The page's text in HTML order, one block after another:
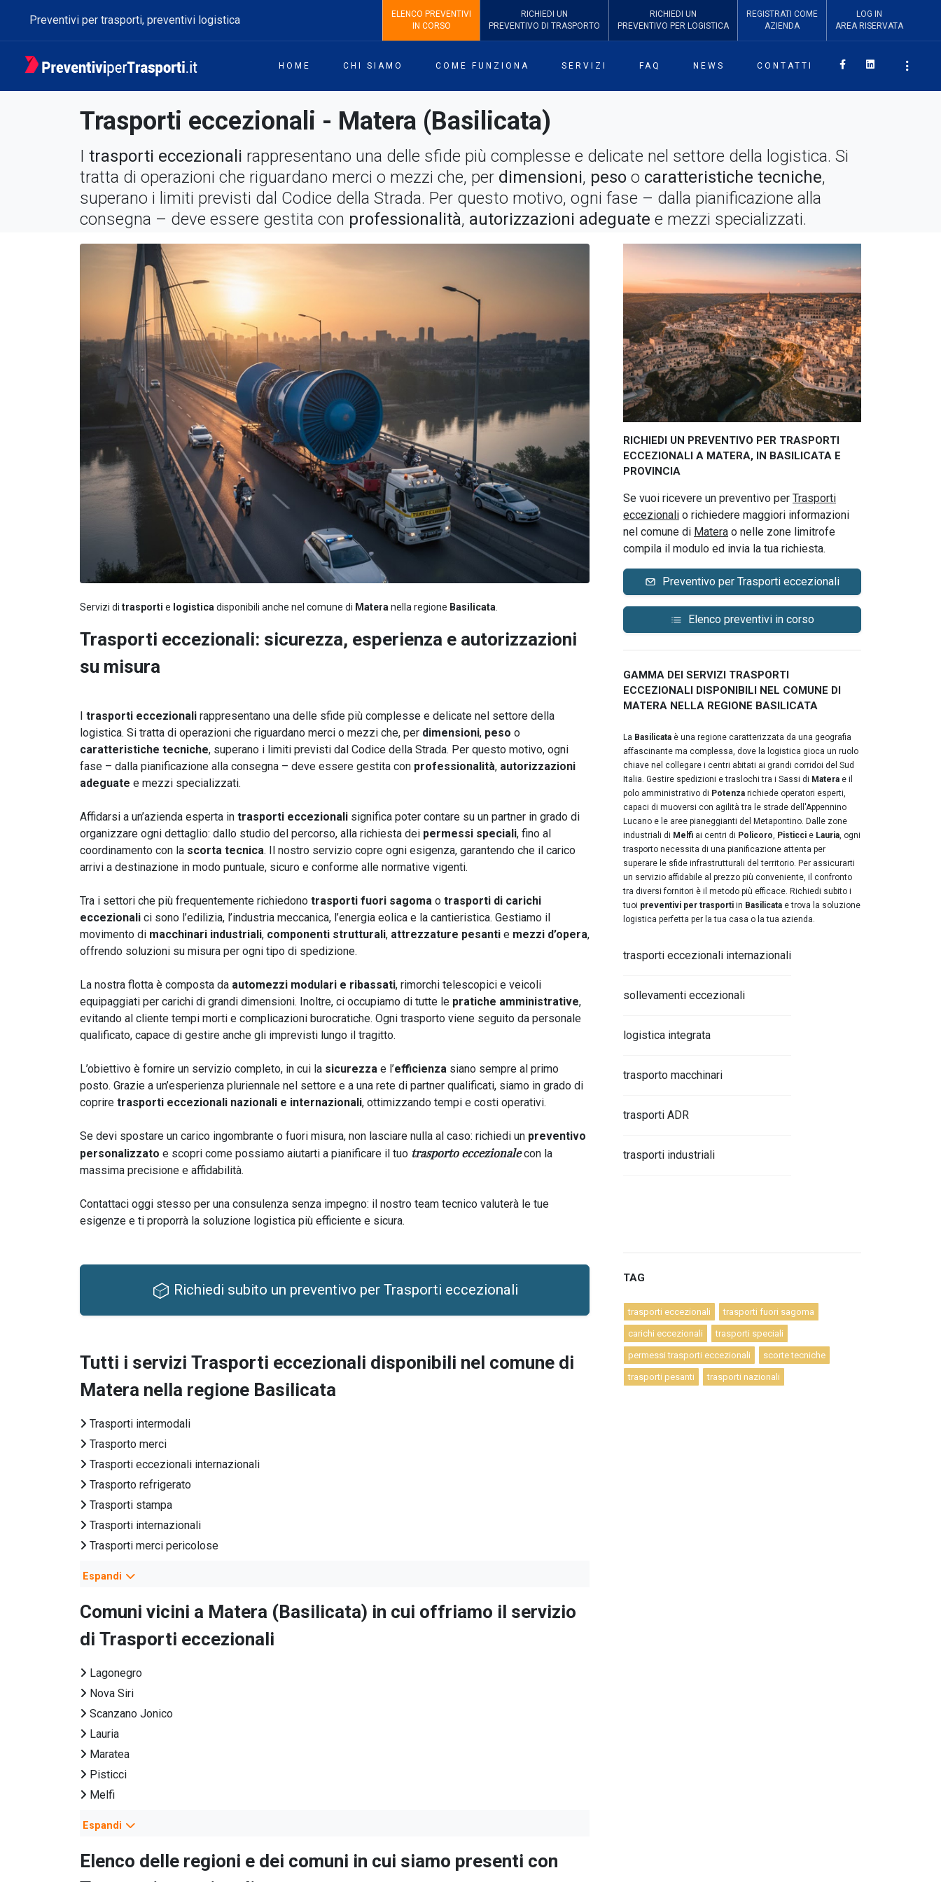
Preventivi per trasporti, preventivi logistica
ELENCO PREVENTIVI
IN CORSO
RICHIEDI UN
PREVENTIVO DI TRASPORTO
RICHIEDI UN
PREVENTIVO PER LOGISTICA
REGISTRATI COME
AZIENDA
LOG IN
AREA RISERVATA
HOME CHI SIAMO COME FUNZIONA SERVIZI FAQ NEWS CONTATTI Facebook
Linkedin
Trasporti eccezionali - Matera (Basilicata)
I trasporti eccezionali rappresentano una delle sfide più complesse e delicate nel settore della logistica. Si
tratta di operazioni che riguardano merci o mezzi che, per dimensioni, peso o caratteristiche tecniche,
superano i limiti previsti dal Codice della Strada. Per questo motivo, ogni fase – dalla pianificazione alla
consegna – deve essere gestita con professionalità, autorizzazioni adeguate e mezzi specializzati.
Servizi di trasporti e logistica disponibili anche nel comune di Matera nella regione Basilicata
Trasporti eccezionali: sicurezza, esperienza e autorizzazioni
su misura
I trasporti eccezionali rappresentano una delle sfide più complesse e delicate nel settore della
logistica. Si tratta di operazioni che riguardano merci o mezzi che, per dimensioni, peso o
caratteristiche tecniche, superano i limiti previsti dal Codice della Strada. Per questo motivo, ogni
fase – dalla pianificazione alla consegna – deve essere gestita con professionalità, autorizzazioni
adeguate e mezzi specializzati.
Affidarsi a un’azienda esperta in trasporti eccezionali significa poter contare su un partner in grado di
organizzare ogni dettaglio: dallo studio del percorso, alla richiesta dei permessi speciali, fino al
coordinamento con la scorta tecnica. Il nostro servizio copre ogni esigenza, garantendo che il carico
arrivi a destinazione in modo puntuale, sicuro e conforme alle normative vigenti.
Tra i settori che più frequentemente richiedono trasporti fuori sagoma o trasporti di carichi
eccezionali ci sono l’edilizia, l’industria meccanica, l’energia eolica e la cantieristica. Gestiamo il
movimento di macchinari industriali, componenti strutturali, attrezzature pesanti e mezzi d’opera,
offrendo soluzioni su misura per ogni tipo di spedizione.
La nostra flotta è composta da automezzi modulari e ribassati, rimorchi telescopici e veicoli
equipaggiati per carichi di grandi dimensioni. Inoltre, ci occupiamo di tutte le pratiche amministrative,
evitando al cliente tempi morti e complicazioni burocratiche. Ogni trasporto viene seguito da personale
qualificato, capace di gestire anche gli imprevisti lungo il tragitto.
L’obiettivo è fornire un servizio completo, in cui la sicurezza e l’efficienza siano sempre al primo
posto. Grazie a un’esperienza pluriennale nel settore e a una rete di partner qualificati, siamo in grado di
coprire trasporti eccezionali nazionali e internazionali, ottimizzando tempi e costi operativi.
Se devi spostare un carico ingombrante o fuori misura, non lasciare nulla al caso: richiedi un preventivo
personalizzato e scopri come possiamo aiutarti a pianificare il tuo trasporto eccezionalecon la
massima precisione e affidabilità.
Contattaci oggi stesso per una consulenza senza impegno: il nostro team tecnico valuterà le tue
esigenze e ti proporrà la soluzione logistica più efficiente e sicura.
Richiedi subito un preventivo per Trasporti eccezionali
Tutti i servizi Trasporti eccezionali disponibili nel comune di
Matera nella regione Basilicata
Trasporti intermodali
Trasporto merci
Trasporti eccezionali internazionali
Trasporto refrigerato
Trasporti stampa
Trasporti internazionali
Trasporti merci pericolose
Trasporti nazionali
Trasporti ecologici
Trasporti conto terzi
Trasporti autoveicoli
Spedizionieri marittimi
Spedizionieri doganali
Corrieri espresso
Spedizionieri internazionali
Trasporti groupage
Trasporti collettame
Trasporto bestiame
Trasporti centinati
Espandi
Comuni vicini a Matera (Basilicata) in cui offriamo il servizio
di Trasporti eccezionali
Lagonegro
Nova Siri
Scanzano Jonico
Lauria
Maratea
Pisticci
Melfi
Potenza
Espandi
Elenco delle regioni e dei comuni in cui siamo presenti con
RICHIEDI UN PREVENTIVO PER TRASPORTI
ECCEZIONALI A MATERA, IN BASILICATA E
PROVINCIA
Se vuoi ricevere un preventivo per Trasporti
eccezionali o richiedere maggiori informazioni
nel comune di Matera o nelle zone limitrofe
compila il modulo ed invia la tua richiesta.
Preventivo per Trasporti eccezionali
Elenco preventivi in corso
GAMMA DEI SERVIZI TRASPORTI
ECCEZIONALI DISPONIBILI NEL COMUNE DI
MATERA NELLA REGIONE BASILICATA
La Basilicata è una regione caratterizzata da una geografia
affascinante ma complessa, dove la logistica gioca un ruolo
chiave nel collegare i centri abitati ai grandi corridoi del Sud
Italia. Gestire spedizioni e traslochi tra i Sassi di Matera e il
polo amministrativo di Potenza richiede operatori esperti,
capaci di muoversi con agilità tra le strade dell'Appennino
Lucano e le aree pianeggianti del Metapontino. Dalle zone
industriali di Melfi ai centri di Policoro, Pisticci e Lauria, ogni
trasporto necessita di una pianificazione attenta per
superare le sfide infrastrutturali del territorio. Per assicurarti
un servizio affidabile al prezzo più conveniente, il confronto
tra diversi fornitori è il metodo più efficace. Richiedi subito i
tuoi preventivi per trasporti in Basilicata e trova la soluzione
logistica perfetta per la tua casa o la tua azienda.
trasporti eccezionali internazionali
sollevamenti eccezionali
logistica integrata
trasporto macchinari
trasporti ADR
trasporti industriali
TAG
trasporti eccezionali trasporti fuori sagoma
carichi eccezionali trasporti speciali
permessi trasporti eccezionali scorte tecniche
trasporti pesanti trasporti nazionali